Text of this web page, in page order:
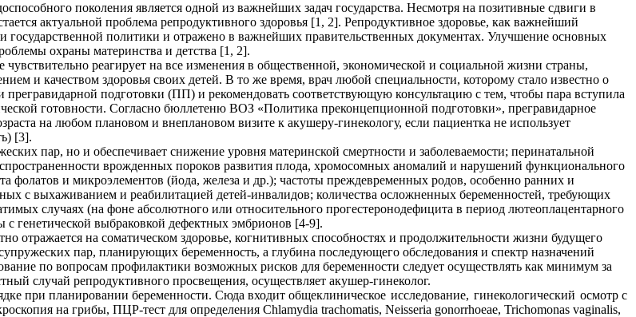
поколения является одной из важнейших задач государства. Несмотря на позитивные сдвиги в
актуальной проблема репродуктивного здоровья [1, 2]. Репродуктивное здоровье, как важнейший
государственной политики и отражено в важнейших правительственных документах. Улучшение основных
охраны материнства и детства [1, 2].
реагирует на все изменения в общественной, экономической и социальной жизни страны,
и качеством здоровья своих детей. В то же время, врач любой специальности, которому стало известно о
подготовки (ПП) и рекомендовать соответствующую консультацию с тем, чтобы пара вступила
готовности. Согласно бюллетеню ВОЗ «Политика преконцепционной подготовки», прегравидарное
на любом плановом и внеплановом визите к акушеру-гинекологу, если пациентка не использует
[3].
пар, но и обеспечивает снижение уровня материнской смертности и заболеваемости; перинатальной
врожденных пороков развития плода, хромосомных аномалий и нарушений функционального
и микроэлементов (йода, железа и др.); частоты преждевременных родов, особенно ранних и
с выхаживанием и реабилитацией детей-инвалидов; количества осложненных беременностей, требующих
случаях (на фоне абсолютного или относительного прогестеронодефицита в период лютеоплацентарного
генетической выбраковкой дефектных эмбрионов [4-9].
на соматическом здоровье, когнитивных способностях и продолжительности жизни будущего
пар, планирующих беременность, а глубина последующего обследования и спектр назначений
по вопросам профилактики возможных рисков для беременности следует осуществлять как минимум за
случай репродуктивного просвещения, осуществляет акушер-гинеколог.
при планировании беременности. Сюда входит общеклиническое исследование, гинекологический осмотр с
на грибы, ПЦР-тест для определения Chlamydia trachomatis, Neisseria gonorrhoeae, Trichomonas vaginalis,